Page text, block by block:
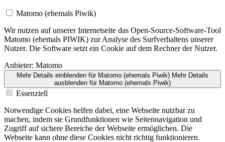
Matomo (ehemals Piwik)
Wir nutzen auf unserer Internetseite das Open-Source-Software-Tool
Matomo (ehemals PIWIK) zur Analyse des Surfver­haltens unserer
Nutzer. Die Software setzt ein Cookie auf dem Rechner der Nutzer.
Anbieter: Matomo
Mehr Details einblenden für Matomo (ehemals Piwik) Mehr Details
ausblenden für Matomo (ehemals Piwik)
Essenziell
Notwendige Cookies helfen dabei, eine Webseite nutzbar zu
machen, indem sie Grundfunk­tionen wie Seiten­na­vi­gation und
Zugriff auf sichere Bereiche der Webseite ermöglichen. Die
Webseite kann ohne diese Cookies nicht richtig funktio­nieren.